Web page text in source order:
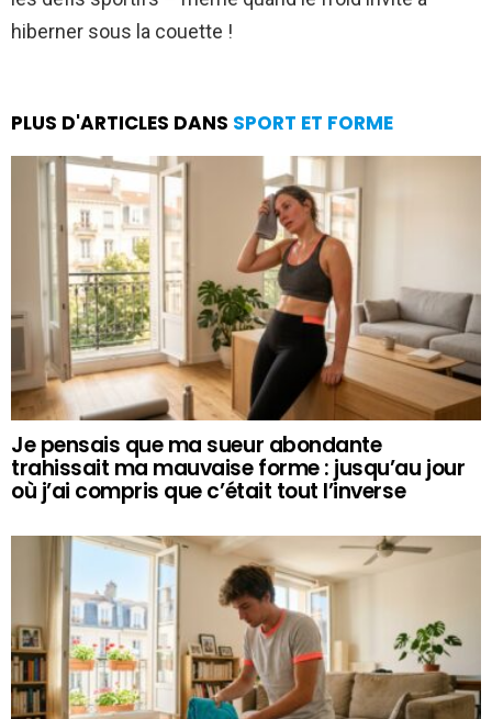
hiberner sous la couette !
PLUS D'ARTICLES DANS SPORT ET FORME
Je pensais que ma sueur abondante
trahissait ma mauvaise forme : jusqu’au jour
où j’ai compris que c’était tout l’inverse